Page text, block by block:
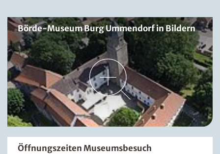
Börde-Museum Burg Ummendorf in Bildern
Öffnungszeiten Museumsbesuch